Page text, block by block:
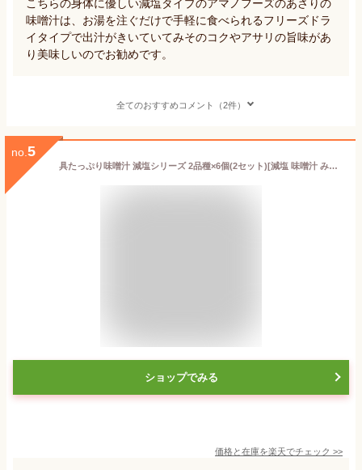
こちらの身体に優しい減塩タイプのアマノフーズのあさりの
味噌汁は、お湯を注ぐだけで手軽に食べられるフリーズドラ
イタイプで出汁がきいていてみそのコクやアサリの旨味があ
り美味しいのでお勧めです。
全てのおすすめコメント（2件）
no. 5
具たっぷり味噌汁 減塩シリーズ 2品種×6個(2セット)[減塩 味噌汁 みそ汁 和食 スープ 朝食]
ショップでみる
価格と在庫を楽天でチェック >>